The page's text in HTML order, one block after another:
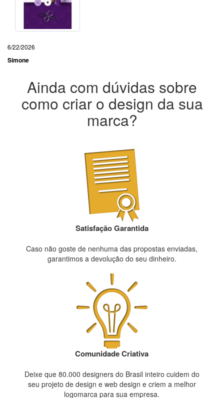
6/22/2026
Simone
Ainda com dúvidas sobre
como criar o design da sua
marca?
Satisfação Garantida
Caso não goste de nenhuma das propostas enviadas,
garantimos a devolução do seu dinheiro.
Comunidade Criativa
Deixe que 80.000 designers do Brasil inteiro cuidem do
seu projeto de design e web design e criem a melhor
logomarca para sua empresa.